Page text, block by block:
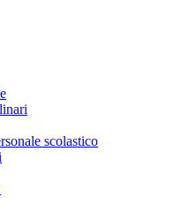
scolastico